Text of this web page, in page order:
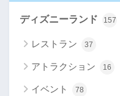
ディズニーランド 157
レストラン 37
アトラクション 16
イベント 78